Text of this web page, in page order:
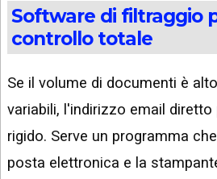
Software di filtraggio
controllo totale
Se il volume di documenti è
variabili, l'indirizzo email
rigido. Serve un programma
posta elettronica e la